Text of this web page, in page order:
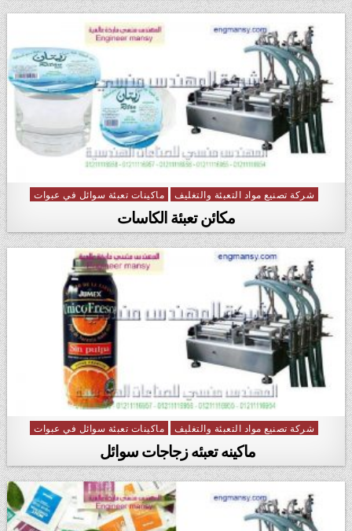
Posted in
شركة تصنيع مواد التعبئة والتغليف ماكينات تعبئة سوائل في عبوات
مكائن تعبئة الكاسات
Posted in
شركة تصنيع مواد التعبئة والتغليف ماكينات تعبئة سوائل في عبوات
ماكينه تعبئه زجاجات سوائل